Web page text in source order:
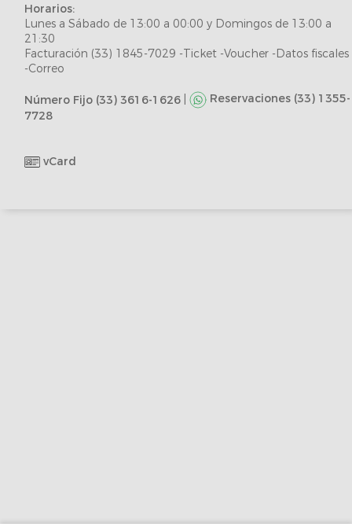
Horarios:
Lunes a Sábado de 13:00 a 00:00 y Domingos de 13:00 a
21:30
Facturación (33) 1845-7029 -Ticket -Voucher -Datos fiscales
-Correo
Número Fijo (33) 3616-1626 |
Reservaciones (33) 1355-
7728
vCard